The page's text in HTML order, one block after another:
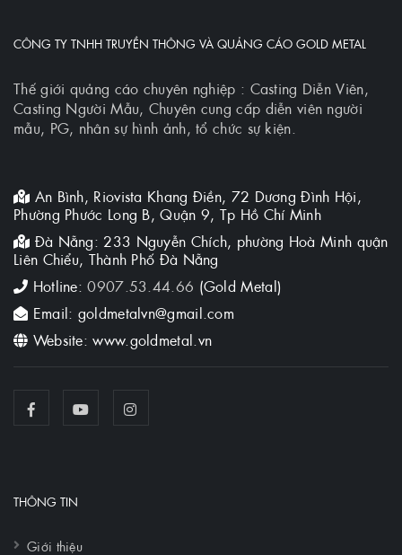
CÔNG TY TNHH TRUYỀN THÔNG VÀ QUẢNG CÁO GOLD METAL
Thế giới quảng cáo chuyên nghiệp : Casting Diễn Viên,
Casting Người Mẫu, Chuyên cung cấp diễn viên người
mẫu, PG, nhân sự hình ảnh, tổ chức sự kiện.
An Bình, Riovista Khang Điền, 72 Dương Đình Hội,
Phường Phước Long B, Quận 9, Tp Hồ Chí Minh
Đà Nẵng: 233 Nguyễn Chích, phường Hoà Minh quận
Liên Chiểu, Thành Phố Đà Nẵng
Hotline:0907.53.44.66 (Gold Metal)
Email: goldmetalvn@gmail.com
Website: www.goldmetal.vn
THÔNG TIN
Giới thiệu